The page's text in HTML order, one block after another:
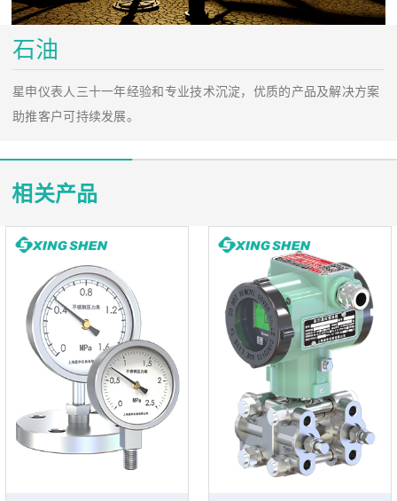
石油
星申仪表人三十一年经验和专业技术沉淀，优质的产品及解决方案
助推客户可持续发展。
相关产品